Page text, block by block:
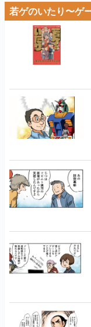
若ゲのいたり〜ゲ